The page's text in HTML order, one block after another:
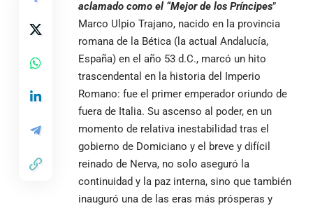
aclamado como el “Mejor de los Príncipes”
Marco Ulpio Trajano, nacido en la provincia
romana de la Bética (la actual Andalucía,
España) en el año 53 d.C., marcó un hito
trascendental en la historia del Imperio
Romano: fue el primer emperador oriundo de
fuera de Italia. Su ascenso al poder, en un
momento de relativa inestabilidad tras el
gobierno de Domiciano y el breve y difícil
reinado de Nerva, no solo aseguró la
continuidad y la paz interna, sino que también
inauguró una de las eras más prósperas y